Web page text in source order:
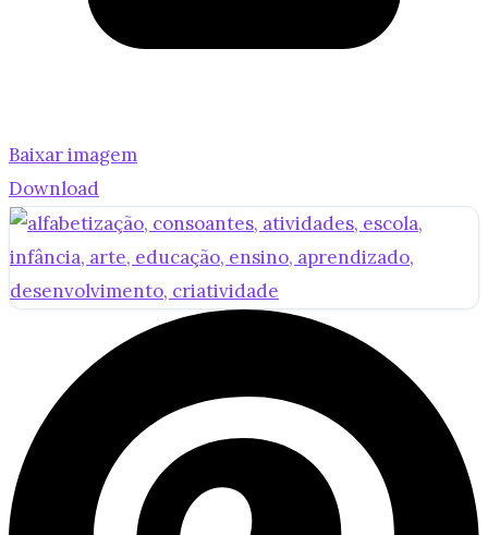
Baixar imagem
Download